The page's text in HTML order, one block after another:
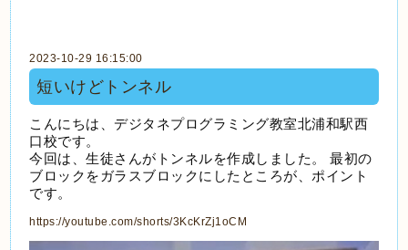
2023-10-29 16:15:00
短いけどトンネル
こんにちは、デジタネプログラミング教室北浦和駅西
口校です。
今回は、生徒さんがトンネルを作成しました。 最初の
ブロックをガラスブロックにしたところが、ポイント
です。
https://youtube.com/shorts/3KcKrZj1oCM